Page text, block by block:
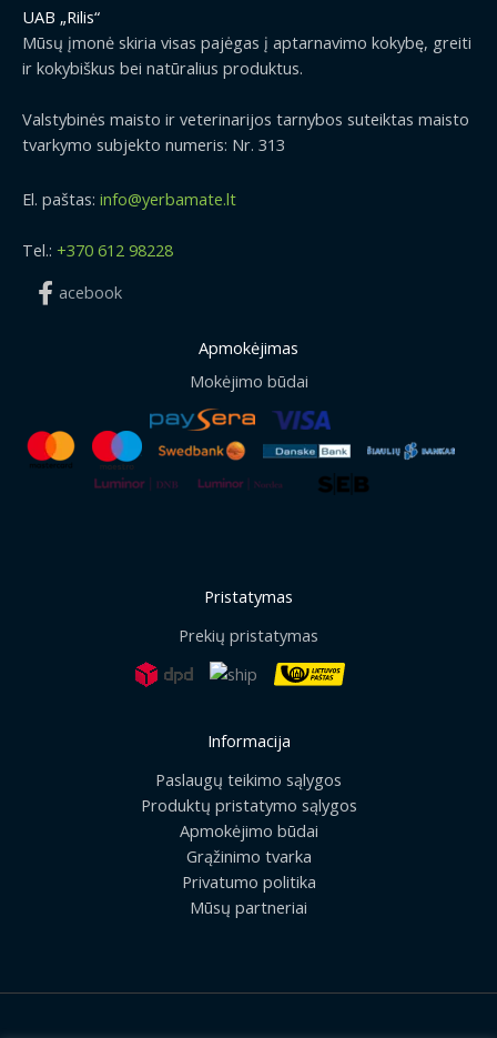
UAB „Rilis“
Mūsų įmonė skiria visas pajėgas į aptarnavimo kokybę, greiti
ir kokybiškus bei natūralius produktus.
Valstybinės maisto ir veterinarijos tarnybos suteiktas maisto
tvarkymo subjekto numeris: Nr. 313
El. paštas: info@yerbamate.lt
Tel.: +370 612 98228
acebook
Apmokėjimas
Mokėjimo būdai
Pristatymas
Prekių pristatymas
Informacija
Paslaugų teikimo sąlygos
Produktų pristatymo sąlygos
Apmokėjimo būdai
Grąžinimo tvarka
Privatumo politika
Mūsų partneriai